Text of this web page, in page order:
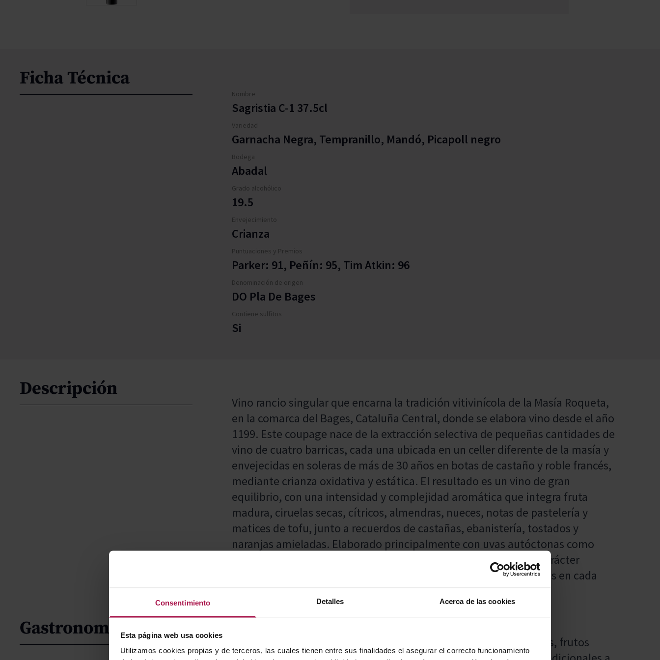
Consentimiento Detalles Acerca de las cookies
Esta página web usa cookies
Utilizamos cookies propias y de terceros, las cuales tienen entre sus finalidades el asegurar el correcto funcionamiento
Ficha Técnica
Nombre
Sagristia C-1 37.5cl
Variedad
Garnacha Negra, Tempranillo, Mandó, Picapoll negro
Bodega
Abadal
Grado alcohólico
19.5
Envejecimiento
Crianza
Puntuaciones y Premios
Parker: 91, Peñín: 95, Tim Atkin: 96
Denominación de origen
DO Pla De Bages
Contiene sulfitos
Si
Descripción
Vino rancio singular que encarna la tradición vitivinícola de la Masía Roqueta,
en la comarca del Bages, Cataluña Central, donde se elabora vino desde el año
1199. Este coupage nace de la extracción selectiva de pequeñas cantidades de
vino de cuatro barricas, cada una ubicada en un celler diferente de la masía y
envejecidas en soleras de más de 30 años en botas de castaño y roble francés,
mediante crianza oxidativa y estática. El resultado es un vino de gran
equilibrio, con una intensidad y complejidad aromática que integra fruta
madura, ciruelas secas, cítricos, almendras, nueces, notas de pastelería y
matices de tofu, junto a recuerdos de castañas, ebanistería, tostados y
naranjas amieladas. Elaborado principalmente con uvas autóctonas como
Picapoll y Mandó, este vino destaca por su acidez potente y su carácter
goloso y amable, ofreciendo una armonía vibrante de sensaciones en cada
Gastronomía
Este vino marida especialmente bien con quesos curados y azules, frutos